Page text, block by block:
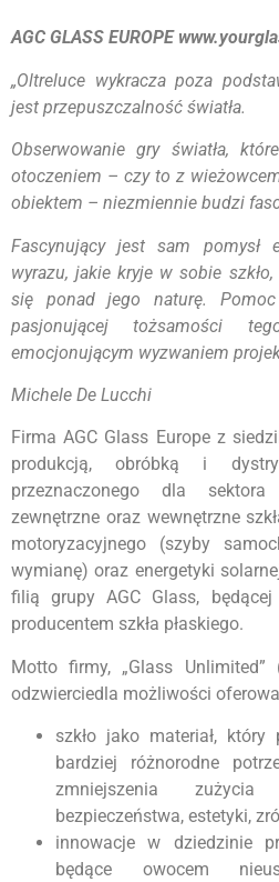
AGC GLASS EUROPE
„Oltreluce wykracza poza
jest przepuszczalność światła.
Obserwowanie gry światła,
otoczeniem – czy to z
obiektem – niezmiennie budzi
Fascynujący jest sam pomysł
wyrazu, jakie kryje w sobie
się ponad jego naturę.
pasjonującej tożsamości
emocjonującym wyzwaniem
Michele De Lucchi
Firma AGC Glass Europe z
produkcją, obróbką i
przeznaczonego dla sektora
zewnętrzne oraz wewnętrzne
motoryzacyjnego (szyby
wymianę) oraz energetyki
filią grupy AGC Glass,
producentem szkła płaskiego.
Motto firmy, „Glass Unlimited”
odzwierciedla możliwości
szkło jako materiał,
bardziej różnorodne
zmniejszenia
bezpieczeństwa, estetyki,
innowacje w dziedzinie
będące owocem